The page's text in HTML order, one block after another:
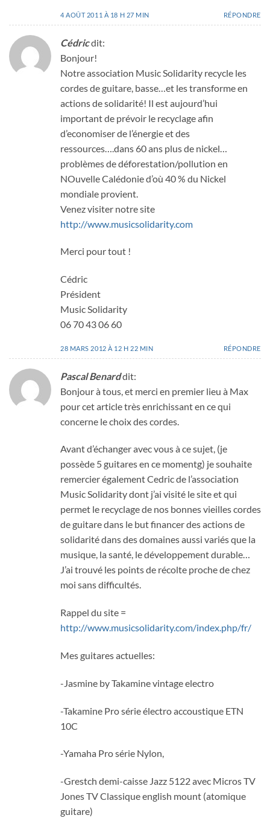
4 AOÛT 2011 À 18 H 27 MIN RÉPONDRE
Cédricdit:
Bonjour!
Notre association Music Solidarity recycle les
cordes de guitare, basse…et les transforme en
actions de solidarité! Il est aujourd’hui
important de prévoir le recyclage afin
d’economiser de l’énergie et des
ressources….dans 60 ans plus de nickel…
problèmes de déforestation/pollution en
NOuvelle Calédonie d’où 40 % du Nickel
mondiale provient.
Venez visiter notre site
http://www.musicsolidarity.com
Merci pour tout !
Cédric
Président
Music Solidarity
06 70 43 06 60
28 MARS 2012 À 12 H 22 MIN RÉPONDRE
Pascal Benarddit:
Bonjour à tous, et merci en premier lieu à Max
pour cet article très enrichissant en ce qui
concerne le choix des cordes.
Avant d’échanger avec vous à ce sujet, (je
possède 5 guitares en ce momentg) je souhaite
remercier également Cedric de l’association
Music Solidarity dont j’ai visité le site et qui
permet le recyclage de nos bonnes vieilles cordes
de guitare dans le but financer des actions de
solidarité dans des domaines aussi variés que la
musique, la santé, le développement durable…
J’ai trouvé les points de récolte proche de chez
moi sans difficultés.
Rappel du site =
http://www.musicsolidarity.com/index.php/fr/
Mes guitares actuelles:
-Jasmine by Takamine vintage electro
-Takamine Pro série électro accoustique ETN
10C
-Yamaha Pro série Nylon,
-Grestch demi-caisse Jazz 5122 avec Micros TV
Jones TV Classique english mount (atomique
guitare)